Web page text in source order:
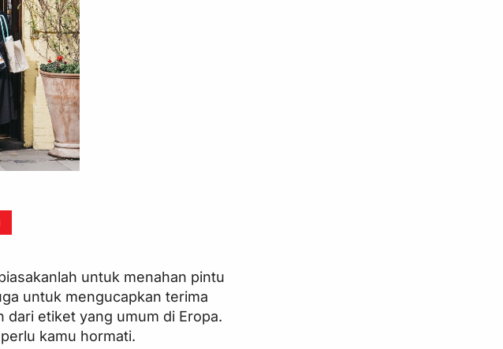
untuk menahan pintu
untuk mengucapkan terima
dari etiket yang umum di Eropa.
kamu hormati.